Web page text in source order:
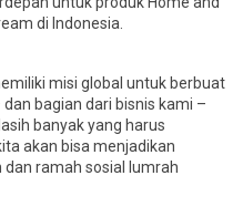
di Indonesia.
misi global untuk berbuat
bagian dari bisnis kami –
banyak yang harus
akan bisa menjadikan
ramah sosial lumrah